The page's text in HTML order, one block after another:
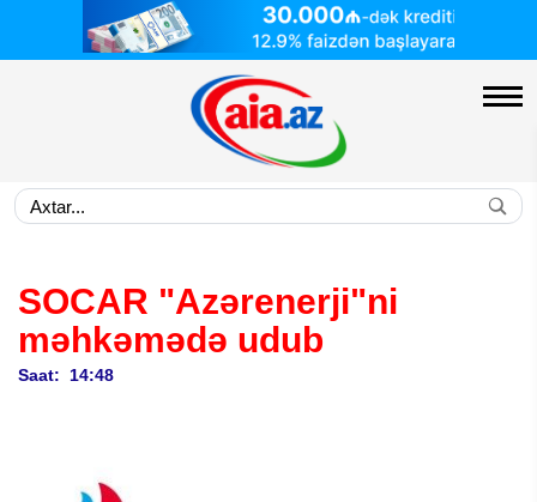
SOCAR "Azərenerji"ni
məhkəmədə udub
Saat: 14:48